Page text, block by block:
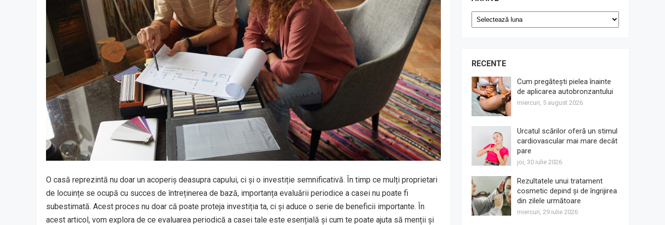
O casă reprezintă nu doar un acoperiș deasupra capului, ci și o investiție semnificativă. În timp ce mulți proprietari
de locuințe se ocupă cu succes de întreținerea de bază, importanța evaluării periodice a casei nu poate fi
subestimată. Acest proces nu doar că poate proteja investiția ta, ci și aduce o serie de beneficii importante. În
acest articol, vom explora de ce evaluarea periodică a casei tale este esențială și cum te poate ajuta să menții și
Arhive
RECENTE
Cum pregătești pielea înainte
de aplicarea autobronzantului
miercuri, 5 august 2026
Urcatul scărilor oferă un stimul
cardiovascular mai mare decât
pare
joi, 30 iulie 2026
Rezultatele unui tratament
cosmetic depind și de îngrijirea
din zilele următoare
miercuri, 29 iulie 2026